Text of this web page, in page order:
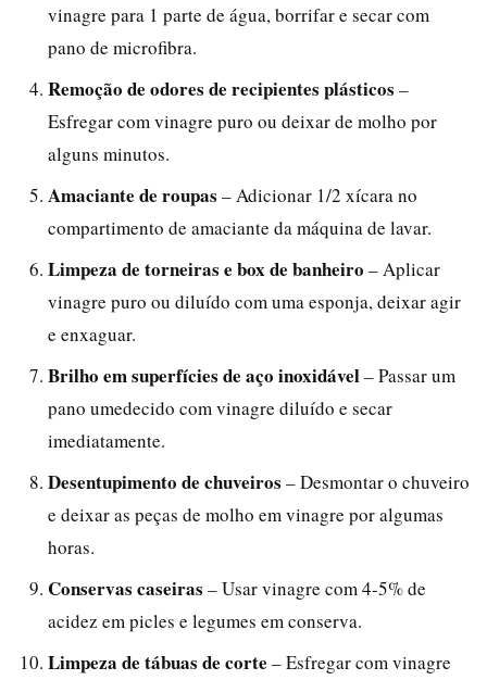
vinagre para 1 parte de água, borrifar e secar com
pano de microfibra.
Remoção de odores de recipientes plásticos –
Esfregar com vinagre puro ou deixar de molho por
alguns minutos.
Amaciante de roupas – Adicionar 1/2 xícara no
compartimento de amaciante da máquina de lavar.
Limpeza de torneiras e box de banheiro – Aplicar
vinagre puro ou diluído com uma esponja, deixar agir
e enxaguar.
Brilho em superfícies de aço inoxidável– Passar um
pano umedecido com vinagre diluído e secar
imediatamente.
Desentupimento de chuveiros – Desmontar o chuveiro
e deixar as peças de molho em vinagre por algumas
horas.
Conservas caseiras – Usar vinagre com 4-5% de
acidez em picles e legumes em conserva.
Limpeza de tábuas de corte – Esfregar com vinagre